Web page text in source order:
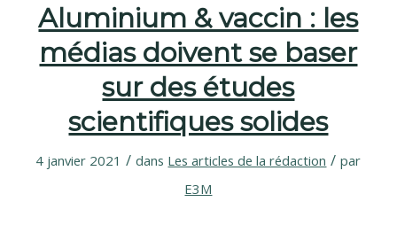
Aluminium & vaccin : les
médias doivent se baser
sur des études
scientifiques solides
4 janvier 2021 / dans Les articles de la rédaction / par
E3M